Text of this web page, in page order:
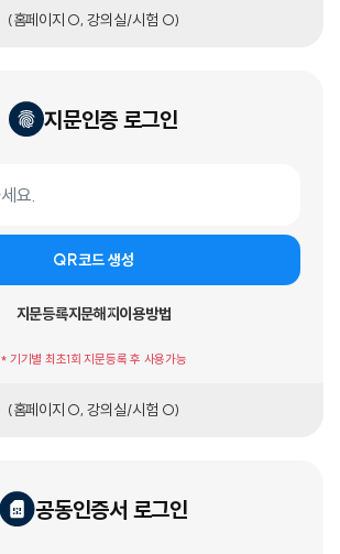
(홈페이지 O, 강의실/시험 O)
지문인증 로그인
QR코드 생성
지문등록지문해지이용방법
* 기기별 최초1회 지문등록 후 사용가능
(홈페이지 O, 강의실/시험 O)
공동인증서 로그인